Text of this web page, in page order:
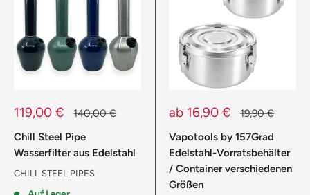
Sonderpreis
119,00 € Normalpreis
140,00 €
Chill Steel Pipe
Wasserfilter aus Edelstahl
CHILL STEEL PIPES
Sonderpreis
ab 16,90 € Normalpreis
19,90 €
Vapotools by 157Grad
Edelstahl-Vorratsbehälter
/ Container verschiedenen
Größen